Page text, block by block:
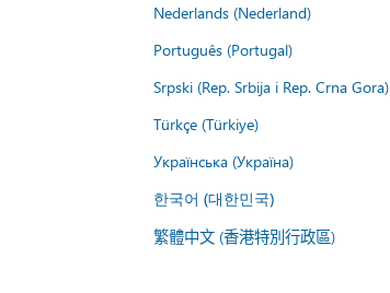
Nederlands (Nederland)
Português (Portugal)
Srpski (Rep. Srbija i Rep. Crna Gora)
Türkçe (Türkiye)
Українська (Україна)
한국어 (대한민국)
繁體中文 (香港特別行政區)